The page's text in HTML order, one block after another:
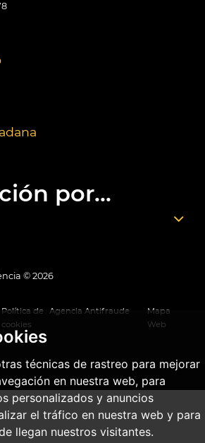
técnicas de rastreo para mejorar
en nuestra web, para
personalizados y anuncios
el tráfico en nuestra web y para
llegan nuestros visitantes.
por...
© 2026
Política de
cookies
Agencia Antifraude
Mapa
Web